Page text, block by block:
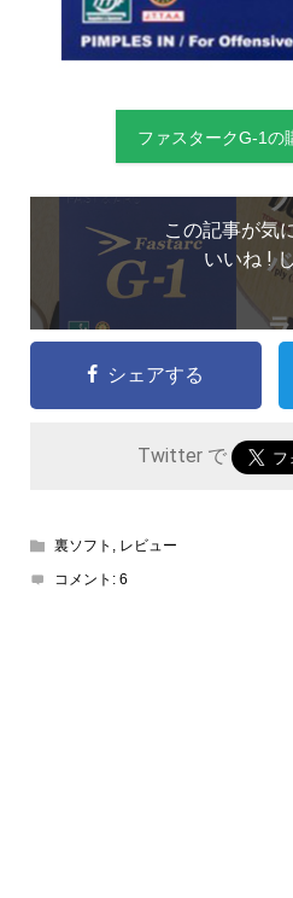
ファスタークG-1の
この記事が気
いいね !
シェアする
Twitter で
裏ソフト , レビュー
コメント: 6